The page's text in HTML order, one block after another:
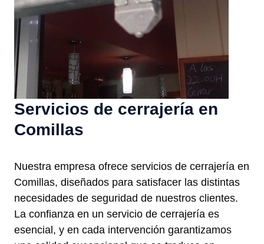
Servicios de cerrajería en
Comillas
Nuestra empresa ofrece servicios de cerrajería en
Comillas, diseñados para satisfacer las distintas
necesidades de seguridad de nuestros clientes.
La confianza en un servicio de cerrajería es
esencial, y en cada intervención garantizamos